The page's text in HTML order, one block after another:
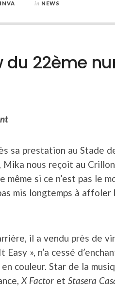
in NEWS
du 22ème
sa prestation au Stade
Mika nous reçoit au
même si ce n’est pas le
mis longtemps à
il a vendu près de
Easy », n’a cessé
couleur. Star de la
X Factoret Stasera